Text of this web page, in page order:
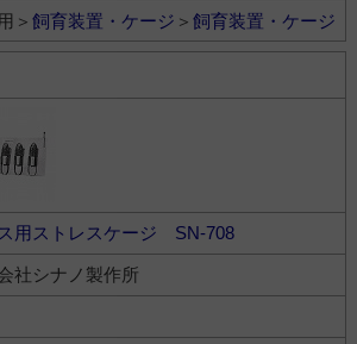
＞ 飼育装置・ケージ ＞ 飼育装置・ケージ
用ストレスケージ SN-708
社シナノ製作所